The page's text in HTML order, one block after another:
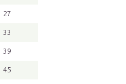
27
33
39
45